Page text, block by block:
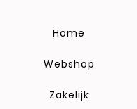
Home
Webshop
Zakelijk